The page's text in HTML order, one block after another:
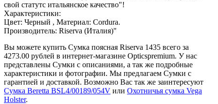
свой статутс итальянское качество"!
Характеристики:
Цвет: Черный , Материал: Cordura.
Производитель: Riserva (Италия)"
Вы можете купить Сумка поясная Riserva 1435 всего за
4273.00 рублей в интернет-магазине Opticspremium. У нас
представлены Сумки с описаниями, а так же подробные
характеристики и фотографии. Мы предлагаем Сумки с
гарантией и доставкой. Возможно Вас так же заинтересуют
Сумка Beretta BSL4/00189/054V или Охотничья сумка Vega
Holster.